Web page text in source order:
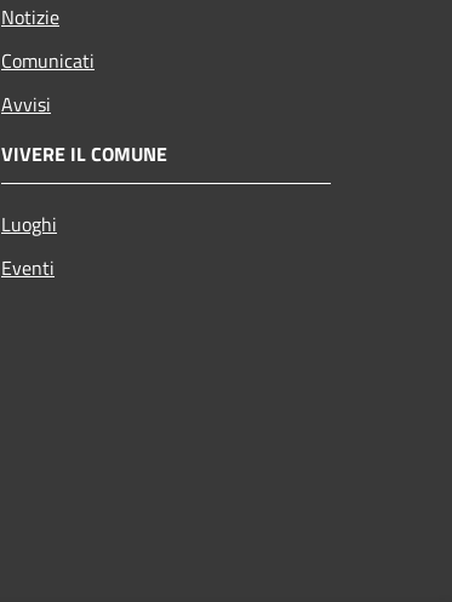
Notizie
Comunicati
Avvisi
VIVERE IL COMUNE
Luoghi
Eventi